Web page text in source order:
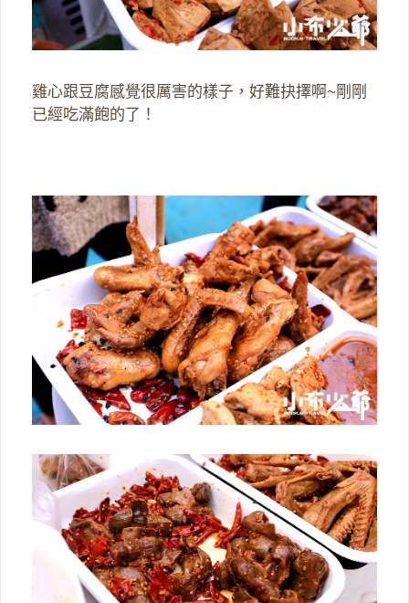
雞心跟豆腐感覺很厲害的樣子，好難抉擇啊~剛剛
已經吃滿飽的了！